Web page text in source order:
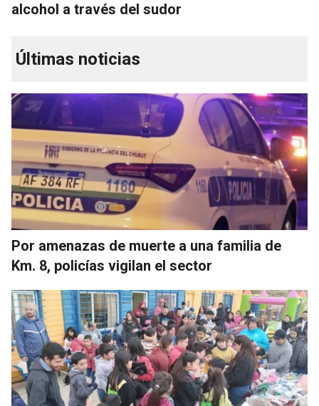
alcohol a través del sudor
Últimas noticias
Por amenazas de muerte a una familia de
Km. 8, policías vigilan el sector